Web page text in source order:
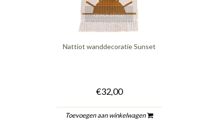
quickshop
Nattiot wanddecoratie Sunset
€32,00
Toevoegen aan winkelwagen